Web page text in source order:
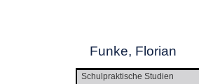
Funke, Florian
Schulpraktische Studien